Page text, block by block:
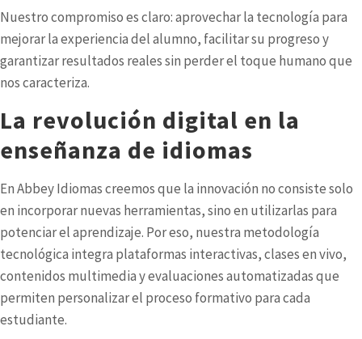
Nuestro compromiso es claro: aprovechar la tecnología para
mejorar la experiencia del alumno, facilitar su progreso y
garantizar resultados reales sin perder el toque humano que
nos caracteriza.
La revolución digital en la
enseñanza de idiomas
En Abbey Idiomas creemos que la innovación no consiste solo
en incorporar nuevas herramientas, sino en utilizarlas para
potenciar el aprendizaje. Por eso, nuestra metodología
tecnológica integra plataformas interactivas, clases en vivo,
contenidos multimedia y evaluaciones automatizadas que
permiten personalizar el proceso formativo para cada
estudiante.